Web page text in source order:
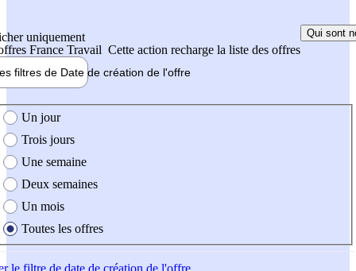
uniquement
France Travail Cette action recharge la liste des offres
Qui sont
filtres de Date de création de l'offre
création de l'offre
Un jour
Trois jours
Une semaine
Deux semaines
Un mois
Toutes les offres
le filtre de date de création de l'offre